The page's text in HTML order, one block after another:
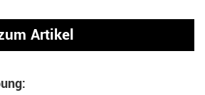
Artikel